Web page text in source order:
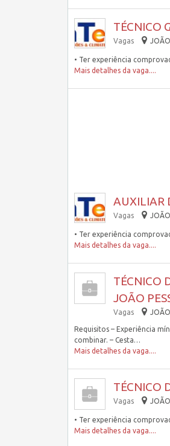
TÉCNICO
Vagas
• Ter experiência
Mais detalhes da vaga....
AUXILIAR
Vagas
• Ter experiência
Mais detalhes da vaga....
TÉCNICO
JOÃO
Vagas
Requisitos – Experiência
combinar. – Cesta…
Mais detalhes da vaga....
TÉCNICO
Vagas
• Ter experiência
Mais detalhes da vaga....